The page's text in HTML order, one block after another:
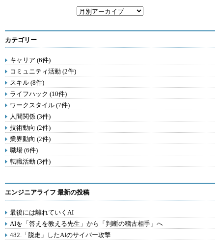
カテゴリー
キャリア (6件)
コミュニティ活動 (2件)
スキル (8件)
ライフハック (10件)
ワークスタイル (7件)
人間関係 (3件)
技術動向 (2件)
業界動向 (2件)
職場 (6件)
転職活動 (3件)
エンジニアライフ 最新の投稿
最後には離れていくAI
AIを「答えを教える先生」から「判断の稽古相手」へ
482.「脱走」したAIのサイバー攻撃